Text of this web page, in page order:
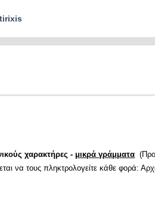
χαρακτήρες - μικρά γράμματα
να τους πληκτρολογείτε κάθε φορά: